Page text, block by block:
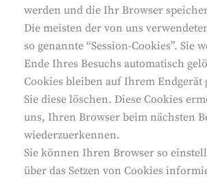
werden und die Ihr Browser
Die meisten der von uns
so genannte “Session-Cookies”. Sie
Ende Ihres Besuchs automatisch
Cookies bleiben auf Ihrem Endgerät
Sie diese löschen. Diese Cookies
uns, Ihren Browser beim nächsten
wiederzuerkennen.
Sie können Ihren Browser so
über das Setzen von Cookies